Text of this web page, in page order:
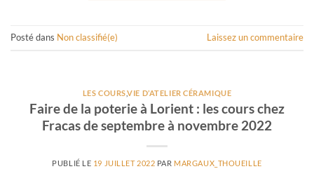
Posté dans Non classifié(e) Laissez un commentaire
LES COURS,VIE D’ATELIER CÉRAMIQUE
Faire de la poterie à Lorient : les cours chez
Fracas de septembre à novembre 2022
PUBLIÉ LE 19 JUILLET 2022 PAR MARGAUX_THOUEILLE